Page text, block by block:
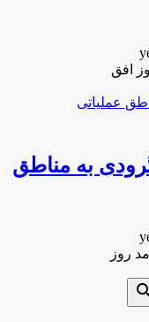
به مناطق